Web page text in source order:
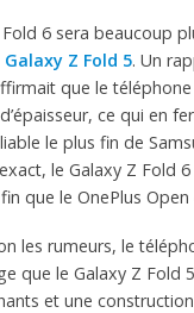
6 sera beaucoup
Galaxy Z Fold 5. Un
que le
ce qui en
le plus fin de
le Galaxy Z Fold
que le OnePlus Open
les rumeurs, le
que le Galaxy Z Fold
et une